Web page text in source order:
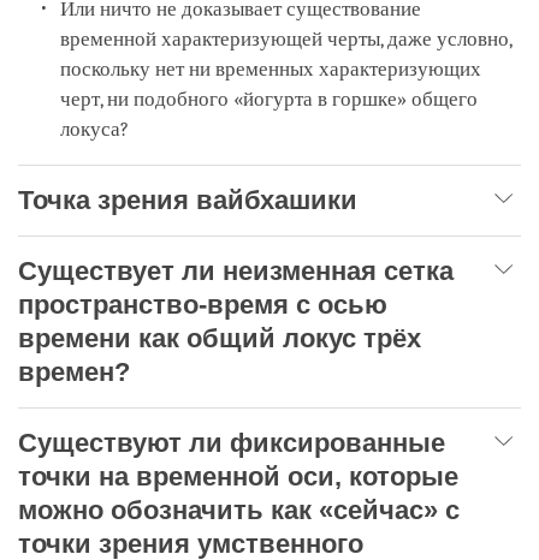
Или ничто не доказывает существование
временной характеризующей черты, даже условно,
поскольку нет ни временных характеризующих
черт, ни подобного «йогурта в горшке» общего
локуса?
Точка зрения вайбхашики
Существует ли неизменная сетка
пространство-время с осью
времени как общий локус трёх
времен?
Существуют ли фиксированные
точки на временной оси, которые
можно обозначить как «сейчас» с
точки зрения умственного